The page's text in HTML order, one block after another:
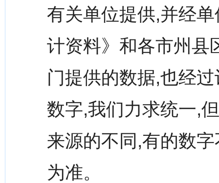
有关单位提供,并经
计资料》和各市州县
门提供的数据,也经
数字,我们力求统一,
来源的不同,有的数
为准。